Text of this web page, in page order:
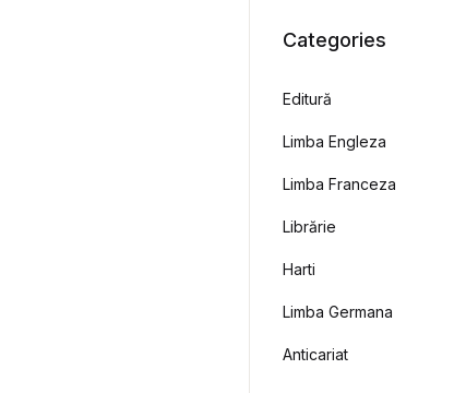
Categories
Editură
Limba Engleza
Limba Franceza
Librărie
Harti
Limba Germana
Anticariat